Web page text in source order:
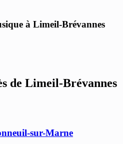
à Limeil-Brévannes
de Limeil-Brévannes
sur-Marne